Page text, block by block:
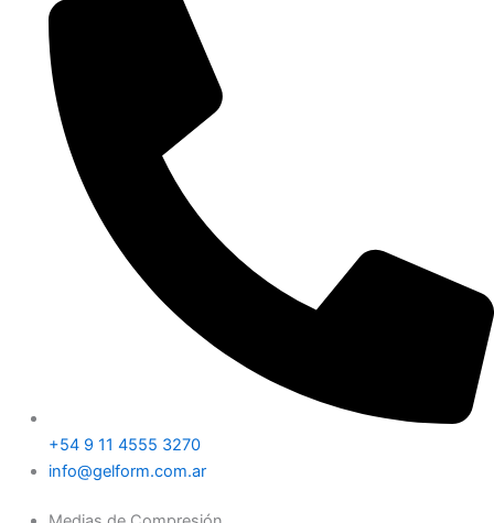
+54 9 11 4555 3270
info@gelform.com.ar